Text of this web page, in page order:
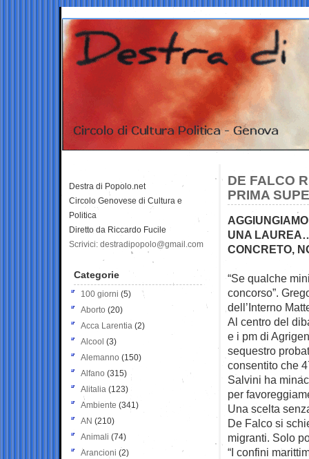
DE FALCO
PRIMA
UNA
CONCRETO,
“Se qualche
concorso”.
dell’Interno
Al centro del
e i pm di
sequestro
consentito che
Salvini ha
per
Una scelta
De Falco si
migranti. Solo
“I confini
Destra di Popolo.net
Circolo Genovese di Cultura e
Politica
Diretto da Riccardo Fucile
Scrivici: destradipopolo@gmail.com
Categorie
100 giorni (5)
Aborto (20)
Acca Larentia (2)
Alcool (3)
Alemanno (150)
Alfano (315)
Alitalia (123)
Ambiente (341)
AN (210)
Animali (74)
Arancioni (2)